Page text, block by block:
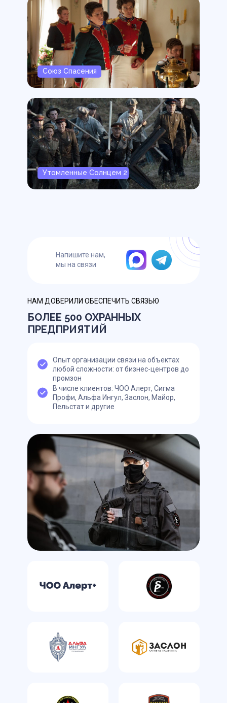
Утомленные Солнцем 2
Союз Спасения
Опыт организации связи на объектах
любой сложности: от бизнес-центров до
промзон
БОЛЕЕ 500 ОХРАННЫХ
ПРЕДПРИЯТИЙ
НАМ ДОВЕРИЛИ ОБЕСПЕЧИТЬ СВЯЗЬЮ
В числе клиентов: ЧОО Алерт, Сигма
Профи, Альфа Ингул, Заслон, Майор,
Пельстат и другие
Напишите нам,
мы на связи